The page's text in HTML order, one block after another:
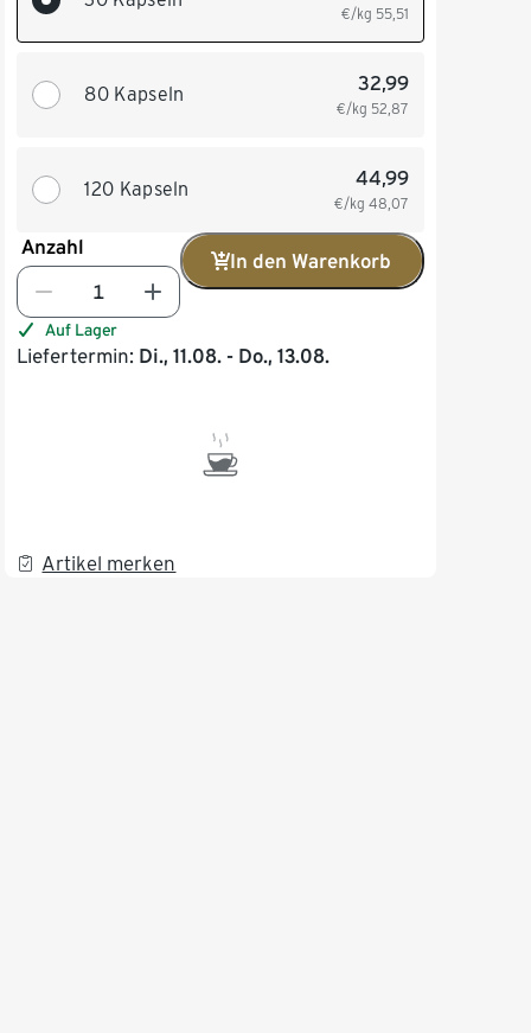
€/kg 55,51
80 Kapseln 32,99
€/kg 52,87
120 Kapseln 44,99
€/kg 48,07
Anzahl
In den Warenkorb
Auf Lager
Liefertermin: Di., 11.08. - Do., 13.08.
Artikel merken